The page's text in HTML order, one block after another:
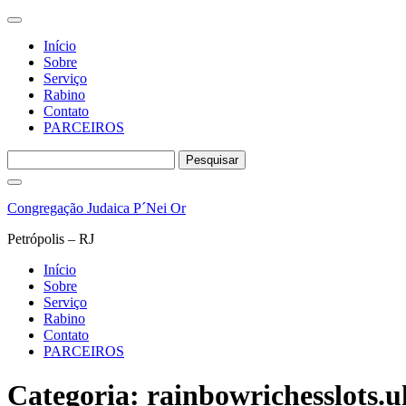
Início
Sobre
Serviço
Rabino
Contato
PARCEIROS
por:
Pular
o
Congregação Judaica P´Nei Or
Petrópolis – RJ
Início
Sobre
Serviço
Rabino
Contato
PARCEIROS
Categoria: